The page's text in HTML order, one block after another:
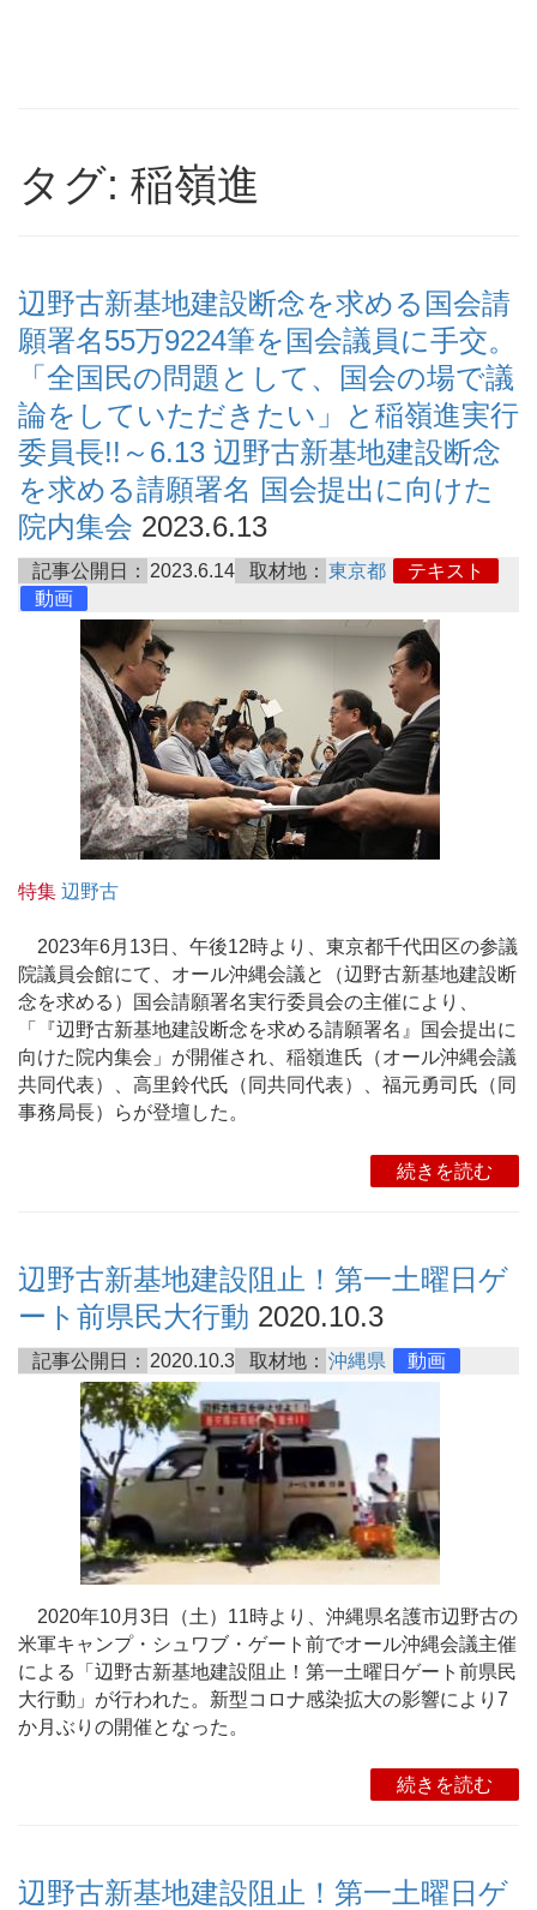
タグ: 稲嶺進
辺野古新基地建設断念を求める国会請
願署名55万9224筆を国会議員に手交。
「全国民の問題として、国会の場で議
論をしていただきたい」と稲嶺進実行
委員長!!～6.13 辺野古新基地建設断念
を求める請願署名 国会提出に向けた
院内集会 2023.6.13
記事公開日： 2023.6.14 取材地： 東京都
テキスト
動画
特集 辺野古
2023年6月13日、午後12時より、東京都千代田区の参議
院議員会館にて、オール沖縄会議と（辺野古新基地建設断
念を求める）国会請願署名実行委員会の主催により、
「『辺野古新基地建設断念を求める請願署名』国会提出に
向けた院内集会」が開催され、稲嶺進氏（オール沖縄会議
共同代表）、高里鈴代氏（同共同代表）、福元勇司氏（同
事務局長）らが登壇した。
続きを読む
辺野古新基地建設阻止！第一土曜日ゲ
ート前県民大行動 2020.10.3
記事公開日： 2020.10.3 取材地： 沖縄県 動画
2020年10月3日（土）11時より、沖縄県名護市辺野古の
米軍キャンプ・シュワブ・ゲート前でオール沖縄会議主催
による「辺野古新基地建設阻止！第一土曜日ゲート前県民
大行動」が行われた。新型コロナ感染拡大の影響により7
か月ぶりの開催となった。
続きを読む
辺野古新基地建設阻止！第一土曜日ゲ